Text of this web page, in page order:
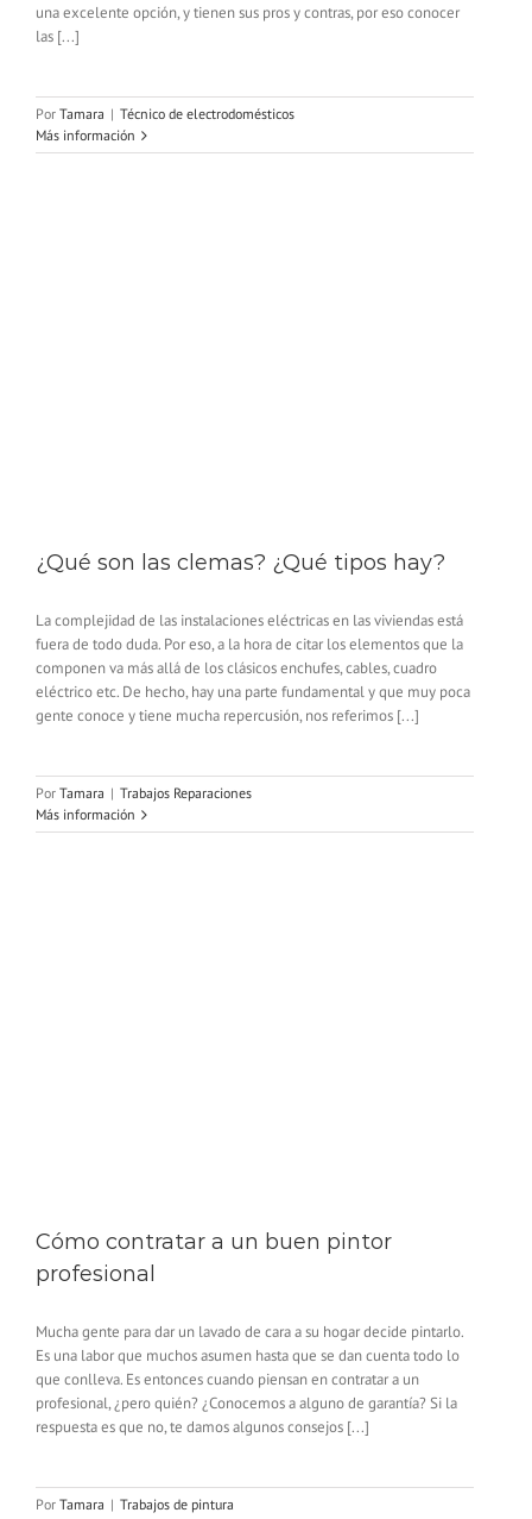
una excelente opción, y tienen sus pros y contras, por eso conocer
las [...]
Por Tamara | Técnico de electrodomésticos
Más información
¿Qué son las clemas? ¿Qué tipos hay?
La complejidad de las instalaciones eléctricas en las viviendas está
fuera de todo duda. Por eso, a la hora de citar los elementos que la
componen va más allá de los clásicos enchufes, cables, cuadro
eléctrico etc. De hecho, hay una parte fundamental y que muy poca
gente conoce y tiene mucha repercusión, nos referimos [...]
Por Tamara | Trabajos Reparaciones
Más información
Cómo contratar a un buen pintor
profesional
Mucha gente para dar un lavado de cara a su hogar decide pintarlo.
Es una labor que muchos asumen hasta que se dan cuenta todo lo
que conlleva. Es entonces cuando piensan en contratar a un
profesional, ¿pero quién? ¿Conocemos a alguno de garantía? Si la
respuesta es que no, te damos algunos consejos [...]
Por Tamara | Trabajos de pintura